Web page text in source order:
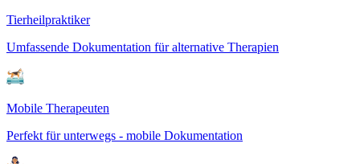
Tierheilpraktiker
Umfassende Dokumentation für alternative Therapien
Mobile Therapeuten
Perfekt für unterwegs - mobile Dokumentation